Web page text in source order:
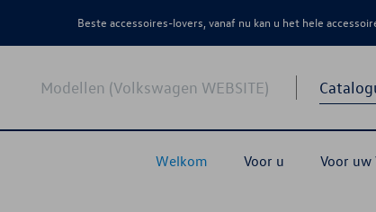
Beste accessoires-lovers, vanaf nu kan u het hele
Modellen (Volkswagen WEBSITE)
Welkom Voor u Voor uw